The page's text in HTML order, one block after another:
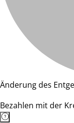
Änderung des
Bezahlen mit der